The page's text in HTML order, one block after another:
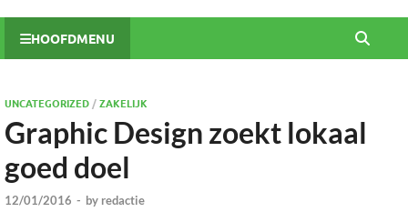
HOOFDMENU
UNCATEGORIZED/ZAKELIJK
Graphic Design zoekt lokaal
goed doel
12/01/2016 - by redactie